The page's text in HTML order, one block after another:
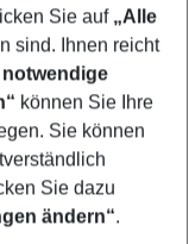
Sie auf „Alle
sind. Ihnen reicht
notwendige
können Sie Ihre
Sie können
Sie dazu
ändern“.